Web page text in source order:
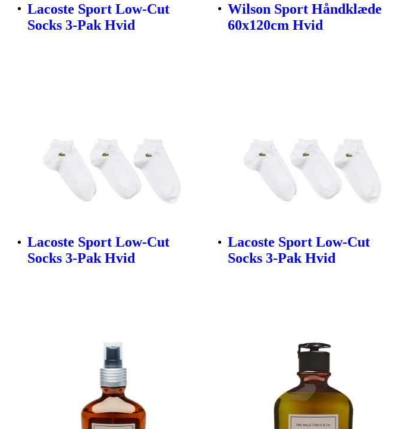
Lacoste Sport Low-Cut
Socks 3-Pak Hvid
Wilson Sport Håndklæde
60x120cm Hvid
Lacoste Sport Low-Cut
Socks 3-Pak Hvid
Lacoste Sport Low-Cut
Socks 3-Pak Hvid